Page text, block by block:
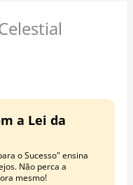
t
e
t
a Lei da
o Sucesso" ensina
Não perca a
mesmo!